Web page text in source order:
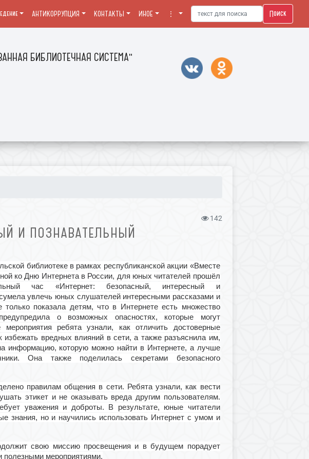
БИБЛИОТЕЧНАЯ СИСТЕМА"
АНТИКОРРУПЦИЯ КОНТАКТЫ ИНОЕ ⋮ Поиск
142
И ПОЗНАВАТЕЛЬНЫЙ
библиотеке в рамках республиканской акции «Вместе
ко Дню Интернета в России, для юных читателей прошёл
час «Интернет: безопасный, интересный и
увлечь юных слушателей интересными рассказами и
только показала детям, что в Интернете есть множество
о возможных опасностях, которые могут
ребята узнали, как отличить достоверные
избежать вредных влияний в сети, а также разъяснила им,
информацию, которую можно найти в Интернете, а лучше
Она также поделилась секретами безопасного
правилам общения в сети. Ребята узнали, как вести
этикет и не оказывать вреда другим пользователям.
уважения и доброты. В результате, юные читатели
знания, но и научились использовать Интернет с умом и
свою миссию просвещения и в будущем порадует
полезными мероприятиями.